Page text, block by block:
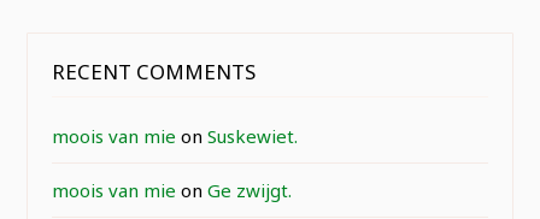
RECENT COMMENTS
moois van mie onSuskewiet.
moois van mie onGe zwijgt.